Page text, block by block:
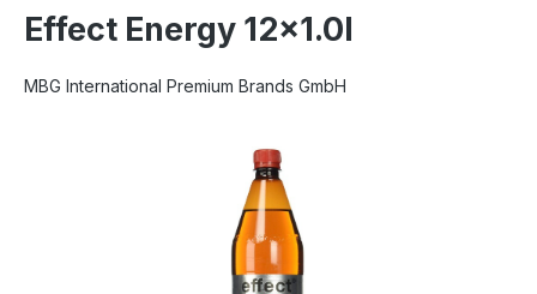
Effect Energy 12x1.0l
MBG International Premium Brands GmbH